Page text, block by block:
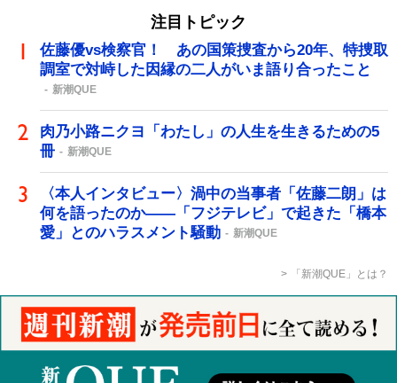
注目トピック
佐藤優vs検察官！ あの国策捜査から20年、特捜取
調室で対峙した因縁の二人がいま語り合ったこと
新潮QUE
肉乃小路ニクヨ「わたし」の人生を生きるための5
冊
新潮QUE
〈本人インタビュー〉渦中の当事者「佐藤二朗」は
何を語ったのか――「フジテレビ」で起きた「橋本
愛」とのハラスメント騒動
新潮QUE
「新潮QUE」とは？